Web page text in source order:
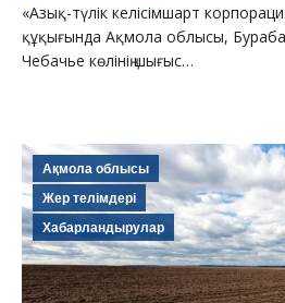
«Азық-түлік келісімшарт
құқығында Ақмола облысы,
Чебачье көлінің шығыс…
Ақмола облысы
Жер телімдері
Хабарландырулар